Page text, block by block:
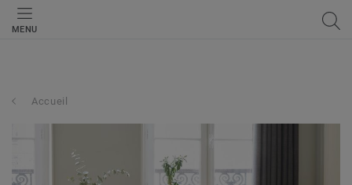
MENU
Accueil